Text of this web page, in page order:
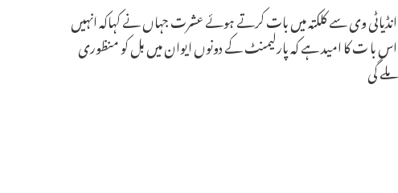
انڈیاٹی وی سے کلکتہ میں بات کرتے ہوئے عشرت جہاں نے کہاکہ انہیں
اس با ت کا امید ہے کہ پارلیمنٹ کے دونوں ایوان میں بل کو منظوری
ملے گی